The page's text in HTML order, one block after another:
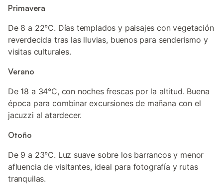
Primavera
De 8 a 22°C. Días templados y paisajes con vegetación
reverdecida tras las lluvias, buenos para senderismo y
visitas culturales.
Verano
De 18 a 34°C, con noches frescas por la altitud. Buena
época para combinar excursiones de mañana con el
jacuzzi al atardecer.
Otoño
De 9 a 23°C. Luz suave sobre los barrancos y menor
afluencia de visitantes, ideal para fotografía y rutas
tranquilas.